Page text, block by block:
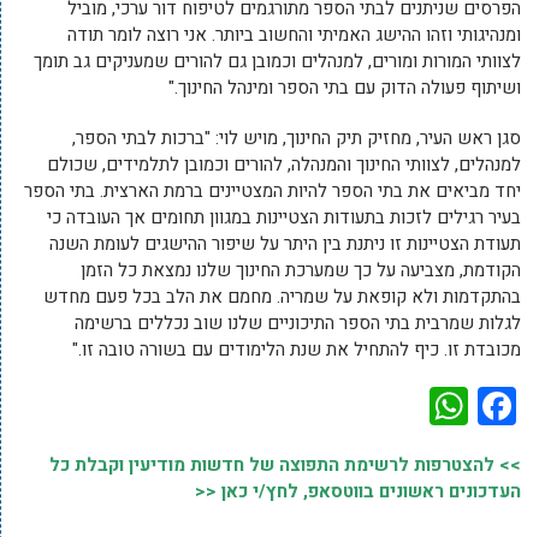
הפרסים שניתנים לבתי הספר מתורגמים לטיפוח דור ערכי, מוביל
ומנהיגותי וזהו ההישג האמיתי והחשוב ביותר. אני רוצה לומר תודה
לצוותי המורות ומורים, למנהלים וכמובן גם להורים שמעניקים גב תומך
ושיתוף פעולה הדוק עם בתי הספר ומינהל החינוך."
סגן ראש העיר, מחזיק תיק החינוך, מויש לוי: "ברכות לבתי הספר,
למנהלים, לצוותי החינוך והמנהלה, להורים וכמובן לתלמידים, שכולם
יחד מביאים את בתי הספר להיות המצטיינים ברמת הארצית. בתי הספר
בעיר רגילים לזכות בתעודות הצטיינות במגוון תחומים אך העובדה כי
תעודת הצטיינות זו ניתנת בין היתר על שיפור ההישגים לעומת השנה
הקודמת, מצביעה על כך שמערכת החינוך שלנו נמצאת כל הזמן
בהתקדמות ולא קופאת על שמריה. מחמם את הלב בכל פעם מחדש
לגלות שמרבית בתי הספר התיכוניים שלנו שוב נכללים ברשימה
מכובדת זו. כיף להתחיל את שנת הלימודים עם בשורה טובה זו."
Facebook
>> להצטרפות לרשימת התפוצה של חדשות מודיעין וקבלת כל
העדכונים ראשונים בווטסאפ, לחץ/י כאן <<